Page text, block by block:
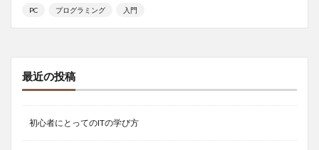
PC プログラミング 入門
最近の投稿
初心者にとってのITの学び方